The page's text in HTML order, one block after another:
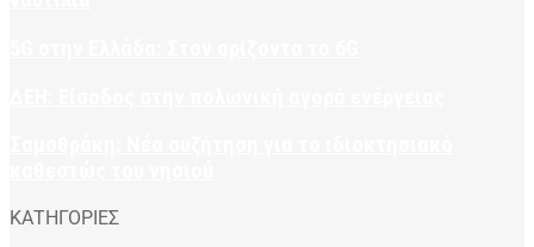
ΚΑΤΗΓΟΡΙΕΣ